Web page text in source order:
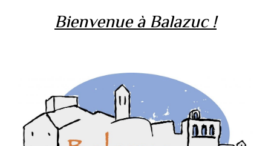
Bienvenue à Balazuc !